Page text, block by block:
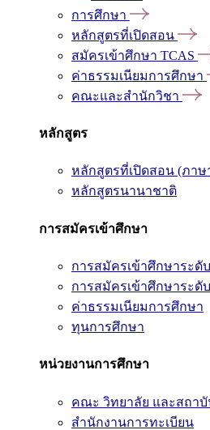
การศึกษา
หลักสูตรที่เปิดสอน
สมัครเข้าศึกษา TCAS
ค่าธรรมเนียมการศึกษา
คณะและสำนักวิชา
หลักสูตร
หลักสูตรที่เปิดสอน (ภาษ
หลักสูตรนานาชาติ
การสมัครเข้าศึกษา
การสมัครเข้าศึกษาระ
การสมัครเข้าศึกษาระ
ค่าธรรมเนียมการศึกษา
ทุนการศึกษา
หน่วยงานการศึกษา
คณะ วิทยาลัย และสถา
สำนักงานการทะเบียน